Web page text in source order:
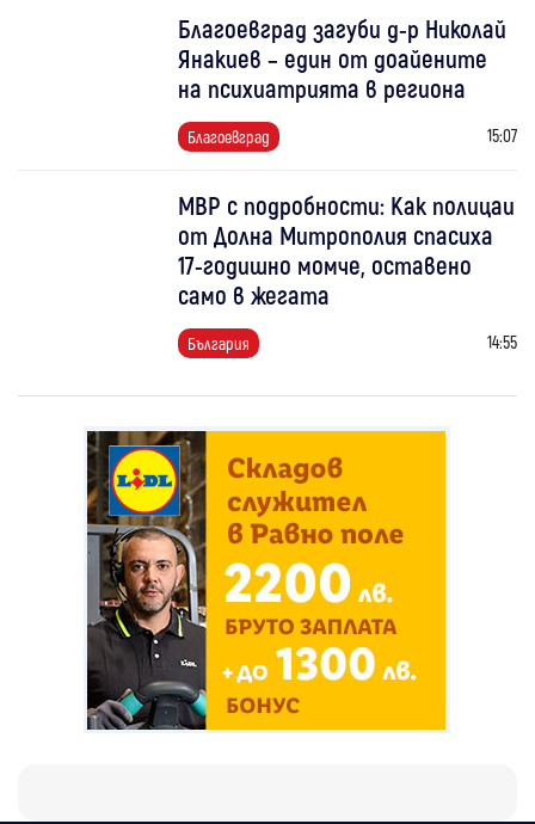
Благоевград загуби д-р Николай
Янакиев – един от доайените
на психиатрията в региона
Благоевград 15:07
МВР с подробности: Как полицаи
от Долна Митрополия спасиха
17-годишно момче, оставено
само в жегата
България 14:55